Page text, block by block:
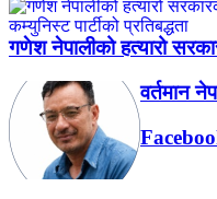
गणेश नेपालीको हत्यारो
वर्तमान